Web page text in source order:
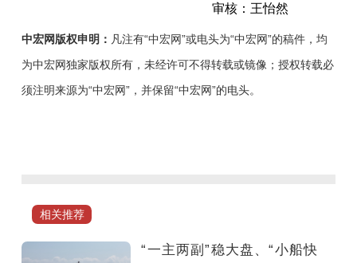
审核：王怡然
中宏网版权申明： 凡注有“中宏网”或电头为“中宏网”的稿件，均
为中宏网独家版权所有，未经许可不得转载或镜像；授权转载必
须注明来源为“中宏网”，并保留“中宏网”的电头。
河
省
相关推荐
“一主两副”稳大盘、“小船快